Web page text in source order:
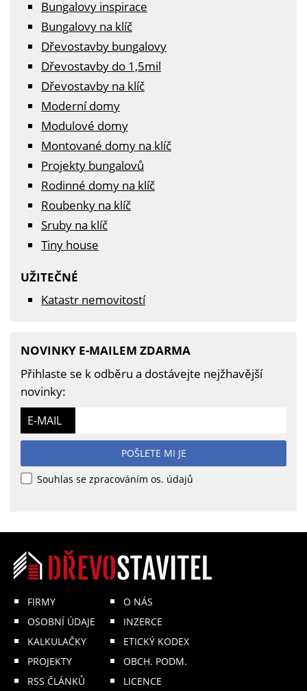
Bungalovy inspirace
Bungalovy na klíč
Dřevostavby bungalovy
Dřevostavby do 1,5mil
Dřevostavby na klíč
Moderní domy
Modulové domy
Montované domy na klíč
Projekty bungalovů
Rodinné domy na klíč
Roubenky na klíč
Sruby na klíč
Tiny house
UŽITEČNÉ
Katastr nemovitostí
NOVINKY E-MAILEM ZDARMA
Přihlaste se k odběru a dostávejte nejžhavější
novinky:
E-MAIL
POŠLETE MI JE
Souhlas se zpracováním os. údajů
FIRMY
OSOBNÍ ÚDAJE
KALKULAČKY
PROJEKTY
RSS ČLÁNKŮ
O NÁS
INZERCE
ETICKÝ KODEX
OBCH. PODM.
LICENCE